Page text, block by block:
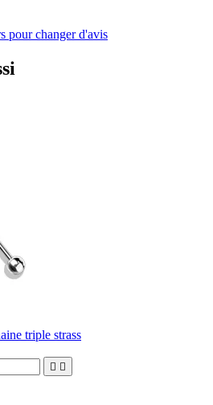
pour changer d'avis
triple strass
 